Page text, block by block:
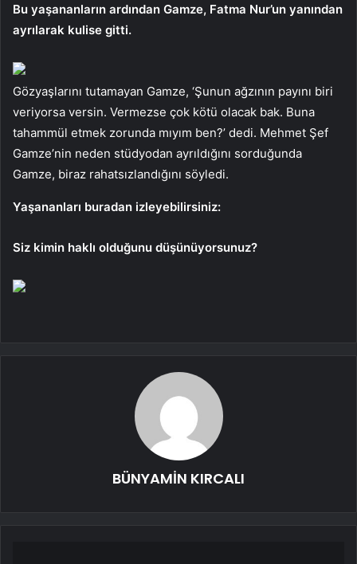
Bu yaşananların ardından Gamze, Fatma Nur’un yanından
ayrılarak kulise gitti.
Gözyaşlarını tutamayan Gamze, ‘Şunun ağzının payını biri
veriyorsa versin. Vermezse çok kötü olacak bak. Buna
tahammül etmek zorunda mıyım ben?’ dedi. Mehmet Şef
Gamze’nin neden stüdyodan ayrıldığını sorduğunda
Gamze, biraz rahatsızlandığını söyledi.
Yaşananları buradan izleyebilirsiniz:
Siz kimin haklı olduğunu düşünüyorsunuz?
BÜNYAMİN KIRCALI